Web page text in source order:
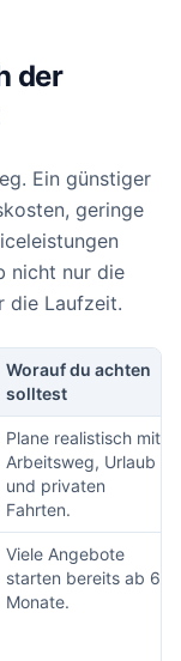
der
Ein günstiger
geringe
nicht nur die
die Laufzeit.
Worauf du achten
solltest
Plane realistisch mit
Arbeitsweg, Urlaub
und privaten
Fahrten.
Viele Angebote
starten bereits ab 6
Monate.